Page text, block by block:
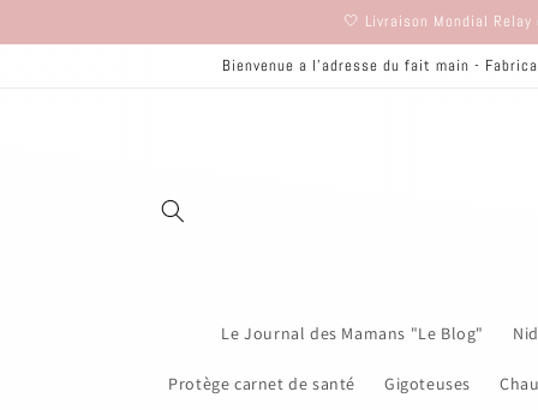
au
🤍 Livraison Mondial
Bienvenue a l'adresse du fait main -
Le Journal des Mamans "Le Blog"
Protège carnet de santé Gigoteuses